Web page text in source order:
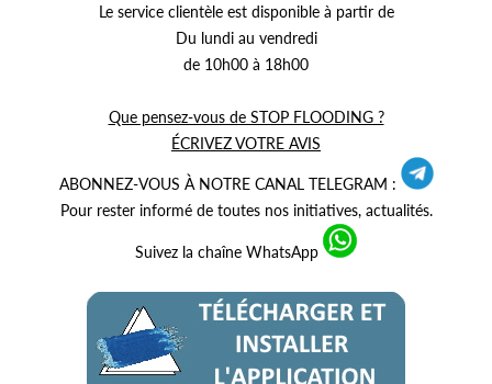
Le service clientèle est disponible à partir de
Du lundi au vendredi
de 10h00 à 18h00
Que pensez-vous de STOP FLOODING ?
ÉCRIVEZ VOTRE AVIS
ABONNEZ-VOUS À NOTRE CANAL TELEGRAM :
Pour rester informé de toutes nos initiatives, actualités.
Suivez la chaîne WhatsApp